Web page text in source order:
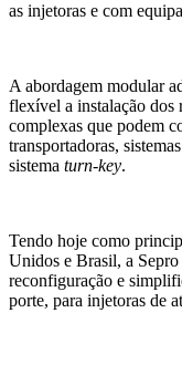
as injetoras e com
A abordagem modular
flexível a instalação dos
complexas que podem
transportadoras,
sistema turn-key.
Tendo hoje como
Unidos e Brasil, a
reconfiguração e
porte, para injetoras de